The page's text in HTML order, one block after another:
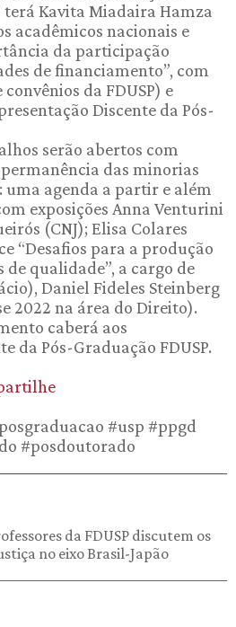
Kavita Miadaira Hamza
acadêmicos nacionais e
da participação
de financiamento”, com
da FDUSP) e
Discente da Pós-
serão abertos com
permanência das minorias
uma agenda a partir e além
exposições Anna Venturini
(CNJ); Elisa Colares
“Desafios para a produção
de qualidade”, a cargo de
Daniel Fideles Steinberg
2022 na área do Direito).
caberá aos
da Pós-Graduação FDUSP.
#usp #ppgd
#posdoutorado
da FDUSP discutem os
no eixo Brasil-Japão